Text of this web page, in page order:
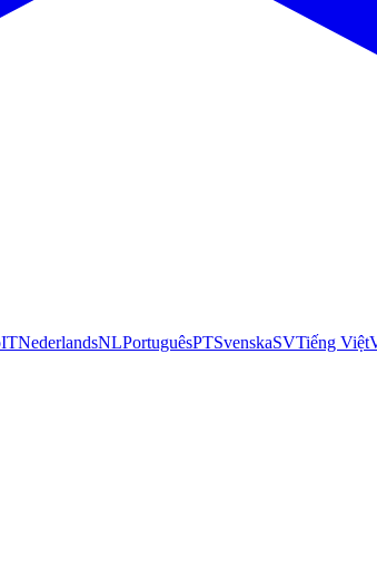
ITNederlandsNLPortuguêsPTSvenskaSVTiếng Việt